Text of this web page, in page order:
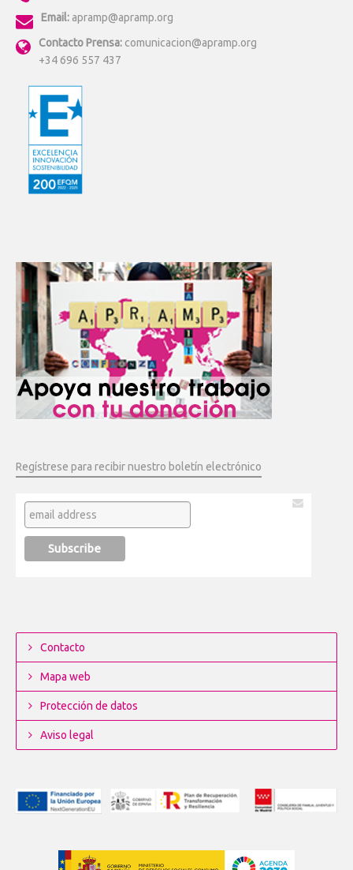
Email: apramp@apramp.org
Contacto Prensa: comunicacion@apramp.org
+34 696 557 437
Regístrese para recibir nuestro boletín electrónico
Contacto
Mapa web
Protección de datos
Aviso legal